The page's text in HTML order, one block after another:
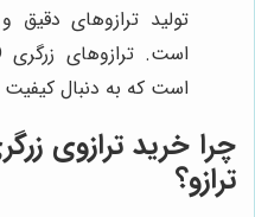
تولید ترازوهای
است که به دنبال
چرا خرید ترازوی
ترازو؟